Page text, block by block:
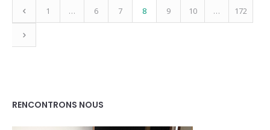
1 … 6 7 8 9 10 … 172
RENCONTRONS NOUS